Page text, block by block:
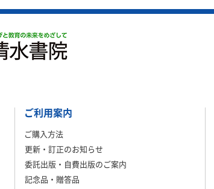
ご利用案内
ご購入方法
更新・訂正のお知らせ
委託出版・自費出版のご案内
記念品・贈答品